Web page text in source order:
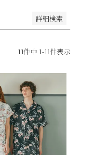
詳細検索
11件中 1-11件表示